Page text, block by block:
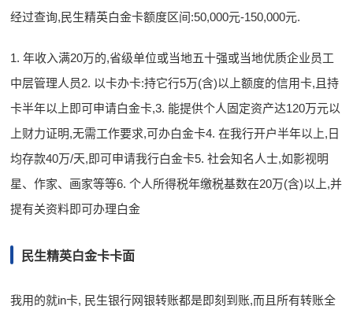
经过查询,民生精英白金卡额度区间:50,000元-150,000元.
1. 年收入满20万的,省级单位或当地五十强或当地优质企业员工
中层管理人员2. 以卡办卡:持它行5万(含)以上额度的信用卡,且持
卡半年以上即可申请白金卡,3. 能提供个人固定资产达120万元以
上财力证明,无需工作要求,可办白金卡4. 在我行开户半年以上,日
均存款40万/天,即可申请我行白金卡5. 社会知名人士,如影视明
星、作家、画家等等6. 个人所得税年缴税基数在20万(含)以上,并
提有关资料即可办理白金
民生精英白金卡卡面
我用的就in卡, 民生银行网银转账都是即刻到账,而且所有转账全